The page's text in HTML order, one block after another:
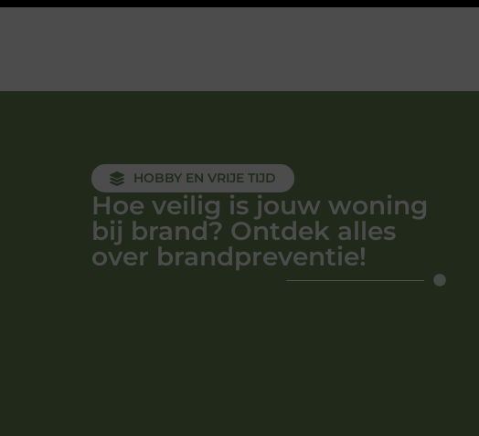
HOBBY EN VRIJE TIJD
Hoe veilig is jouw woning
bij brand? Ontdek alles
over brandpreventie!